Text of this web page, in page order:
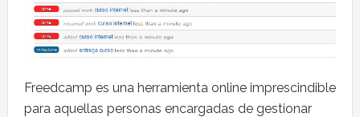
Freedcamp es una herramienta online imprescindible
para aquellas personas encargadas de gestionar